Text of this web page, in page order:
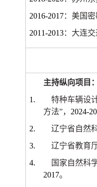
2016-2017：美国
2011-2013：大连
主持纵向项目：
1.
特种车辆设
方法”， 2024-
2.
辽宁省自然
3.
辽宁省教育
4.
国家自然科
2017。